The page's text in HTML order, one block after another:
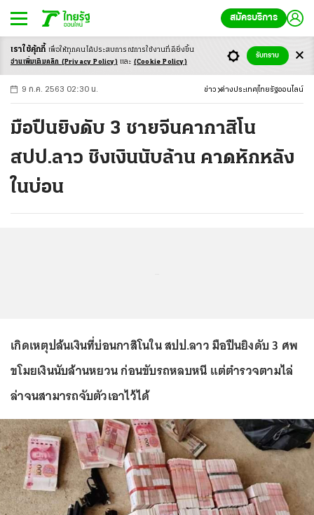
สมัครบริการ
-ก ก ก+
9 ก.ค. 2563 02:30 น. ข่าว ต่างประเทศ ไทยรัฐออนไลน์
มือปืนยิงดับ 3 ชายจีนคากาสิโน
สปป.ลาว ชิงเงินนับล้าน คาดหักหลัง
ในบ่อน
เกิดเหตุปล้นเงินที่บ่อนกาสิโนใน สปป.ลาว มือปืนยิงดับ 3 ศพ
ขโมยเงินนับล้านหยวน ก่อนขับรถหลบหนี แต่ตำรวจตามไล่
ล่าจนสามารถจับตัวเอาไว้ได้
เราใช้คุ้กกี้ เพื่อให้ทุกคนได้ประสบการณ์การใช้งานที่ดียิ่งขึ้น
อ่านเพิ่มเติมคลิก (Privacy Policy) และ (Cookie Policy)
รับทราบ